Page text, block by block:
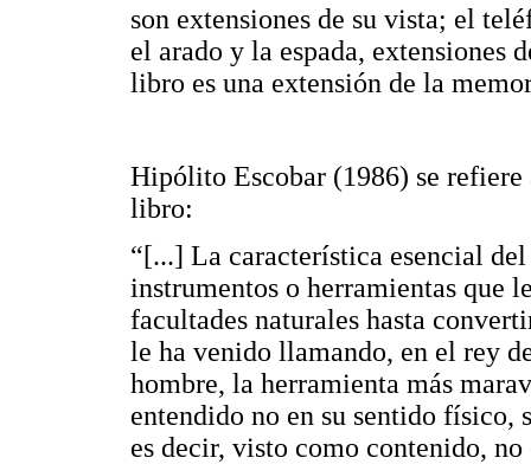
son extensiones de su vista; el
el arado y la espada, extensiones
libro es una extensión de la
Hipólito Escobar (1986) se
libro:
“[...] La característica esencial
instrumentos o herramientas que
facultades naturales hasta
le ha venido llamando, en el rey
hombre, la herramienta más
entendido no en su sentido físico,
es decir, visto como contenido,